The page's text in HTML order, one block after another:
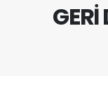
GERİ